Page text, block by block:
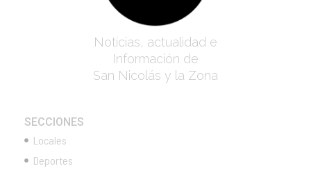
Noticias, actualidad e
Información de
San Nicolás y la Zona
SECCIONES
Locales
Deportes